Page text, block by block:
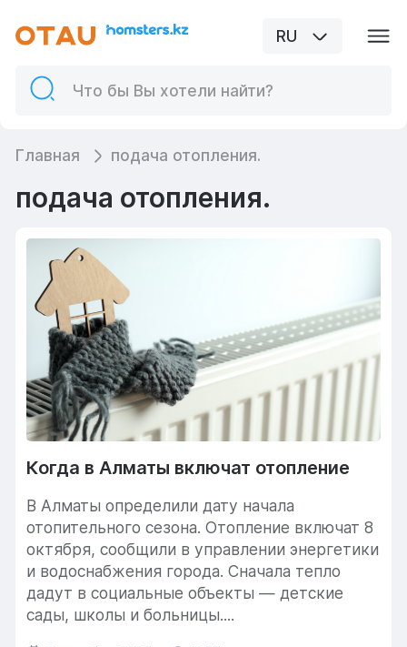
RU
Главная подача отопления.
подача отопления.
Когда в Алматы включат отопление
В Алматы определили дату начала
отопительного сезона. Отопление включат 8
октября, сообщили в управлении энергетики
и водоснабжения города. Сначала тепло
дадут в социальные объекты — детские
сады, школы и больницы....